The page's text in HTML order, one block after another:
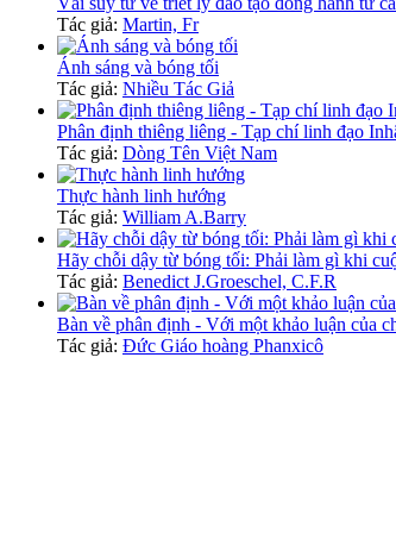
Tác giả: Martin, Fr
Ánh sáng và bóng tối
Tác giả: Nhiều Tác Giả
Phân định thiêng liêng - Tạp chí linh đạo
Tác giả: Dòng Tên Việt Nam
Thực hành linh hướng
Tác giả: William A.Barry
Hãy chỗi dậy từ bóng tối: Phải làm gì khi
Tác giả: Benedict J.Groeschel, C.F.R
Bàn về phân định - Với một khảo luận của
Tác giả: Đức Giáo hoàng Phanxicô